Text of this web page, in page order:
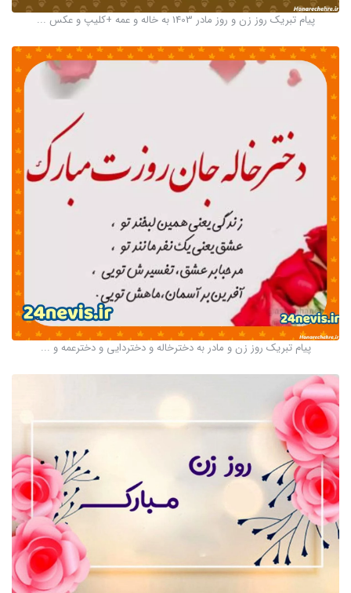
پیام تبریک روز زن و روز مادر 1403 به خاله و عمه +کلیپ و عکس ...
پیام تبریک روز زن و مادر به دخترخاله و دختردایی و دخترعمه و ...